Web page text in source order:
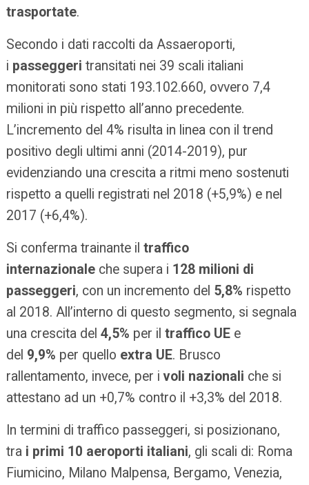
trasportate.
Secondo i dati raccolti da Assaeroporti,
i passeggeri transitati nei 39 scali italiani
monitorati sono stati 193.102.660, ovvero 7,4
milioni in più rispetto all’anno precedente.
L’incremento del 4% risulta in linea con il trend
positivo degli ultimi anni (2014-2019), pur
evidenziando una crescita a ritmi meno sostenuti
rispetto a quelli registrati nel 2018 (+5,9%) e nel
2017 (+6,4%).
Si conferma trainante iltraffico
internazionale che supera i 128 milioni di
passeggeri, con un incremento del 5,8% rispetto
al 2018. All’interno di questo segmento, si segnala
una crescita del4,5% per il traffico UE e
del 9,9% per quello extra UE. Brusco
rallentamento, invece, per ivoli nazionali che si
attestano ad un +0,7% contro il +3,3% del 2018.
In termini di traffico passeggeri, si posizionano,
tra i primi 10 aeroporti italiani, gli scali di: Roma
Fiumicino, Milano Malpensa, Bergamo, Venezia,